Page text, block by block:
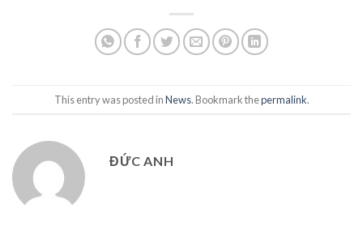
This entry was posted inNews. Bookmark thepermalink.
ĐỨC ANH